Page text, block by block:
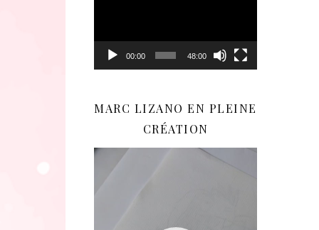
00:00 48:00
MARC LIZANO EN PLEINE
CRÉATION
Lecteur
vidéo